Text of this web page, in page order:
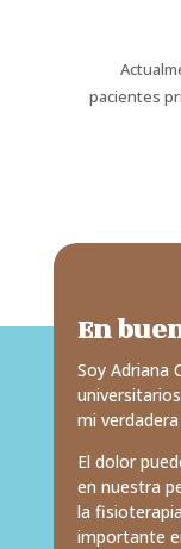
pacientes
En
Soy Adriana
mi
El dolor
en nuestra
la
importante